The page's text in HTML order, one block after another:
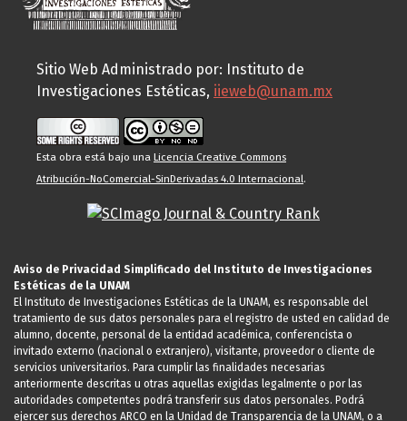
Sitio Web Administrado por: Instituto de
Investigaciones Estéticas, iieweb@unam.mx
Esta obra está bajo una Licencia Creative Commons
Atribución-NoComercial-SinDerivadas 4.0 Internacional.
Aviso de Privacidad Simplificado del Instituto de Investigaciones
Estéticas de la UNAM
El Instituto de Investigaciones Estéticas de la UNAM, es responsable del
tratamiento de sus datos personales para el registro de usted en calidad de
alumno, docente, personal de la entidad académica, conferencista o
invitado externo (nacional o extranjero), visitante, proveedor o cliente de
servicios universitarios. Para cumplir las finalidades necesarias
anteriormente descritas u otras aquellas exigidas legalmente o por las
autoridades competentes podrá transferir sus datos personales. Podrá
ejercer sus derechos ARCO en la Unidad de Transparencia de la UNAM, o a